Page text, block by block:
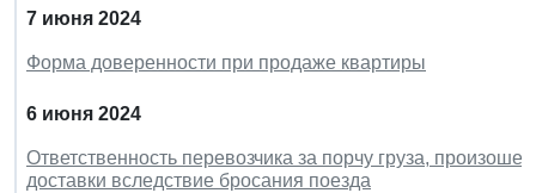
7 июня 2024
Форма доверенности при продаже квартиры
6 июня 2024
Ответственность перевозчика за порчу груза,
доставки вследствие бросания поезда